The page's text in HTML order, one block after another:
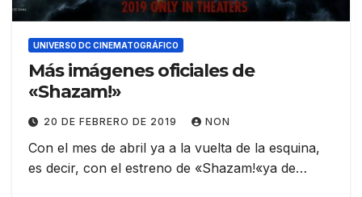
UNIVERSO DC CINEMATOGRÁFICO
Más imágenes oficiales de
«Shazam!»
20 DE FEBRERO DE 2019 NON
Con el mes de abril ya a la vuelta de la esquina,
es decir, con el estreno de «Shazam!«ya de…